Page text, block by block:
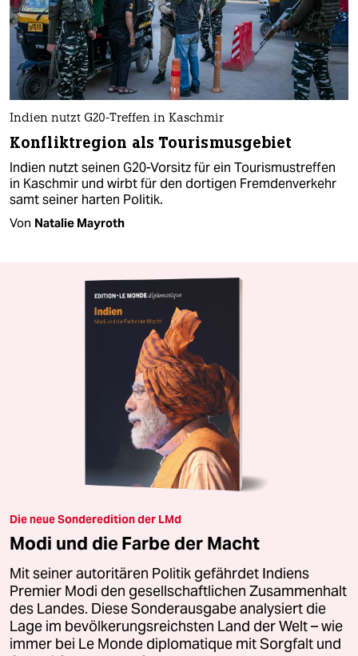
Indien nutzt G20-Treffen in Kaschmir
Konfliktregion als Tourismusgebiet
Indien nutzt seinen G20-Vorsitz für ein Tourismustreffen
in Kaschmir und wirbt für den dortigen Fremdenverkehr
samt seiner harten Politik.
Von Natalie Mayroth
Die neue Sonderedition der LMd
Modi und die Farbe der Macht
Mit seiner autoritären Politik gefährdet Indiens
Premier Modi den gesellschaftlichen Zusammenhalt
des Landes. Diese Sonderausgabe analysiert die
Lage im bevölkerungsreichsten Land der Welt – wie
immer bei Le Monde diplomatique mit Sorgfalt und